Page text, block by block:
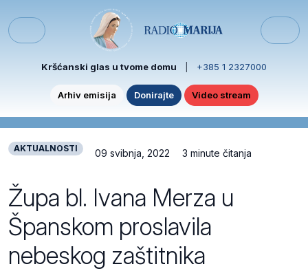
Menu
Kršćanski glas u tvome domu +385 1 2327000
Arhiv emisija Donirajte Video stream
AKTUALNOSTI 09 svibnja, 2022 3 minute čitanja
Župa bl. Ivana Merza u
Španskom proslavila
nebeskog zaštitnika